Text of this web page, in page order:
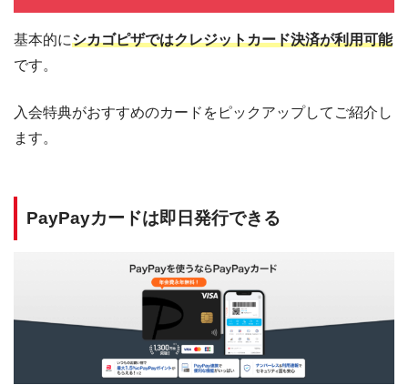
基本的にシカゴピザではクレジットカード決済が利用可能
です。
入会特典がおすすめのカードをピックアップしてご紹介し
ます。
PayPayカードは即日発行できる